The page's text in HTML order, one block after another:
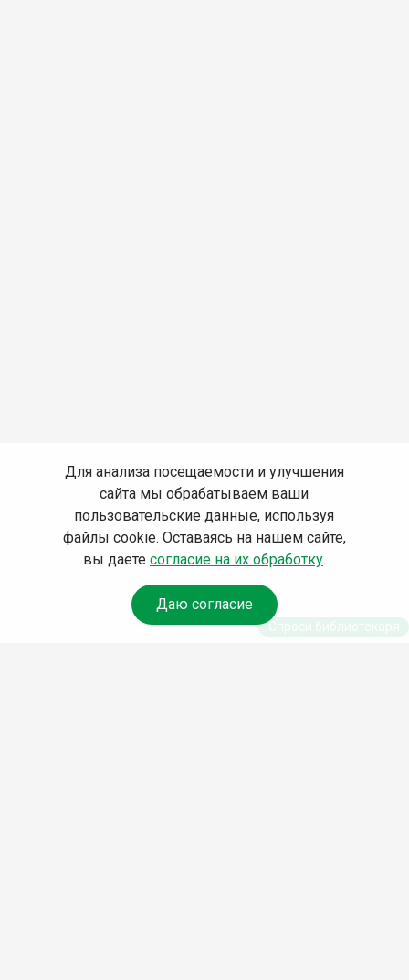
Для анализа посещаемости и улучшения
сайта мы обрабатываем ваши
пользовательские данные, используя
файлы cookie. Оставаясь на нашем сайте,
вы даете согласие на их обработку.
Даю согласие
Спроси библиотекаря